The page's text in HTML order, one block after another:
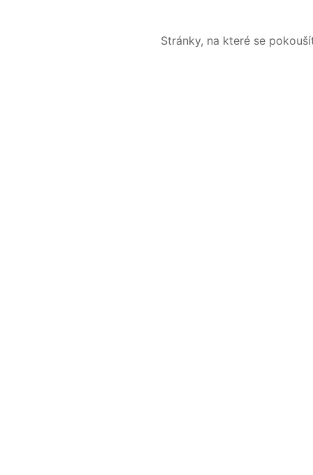
Stránky, na které se